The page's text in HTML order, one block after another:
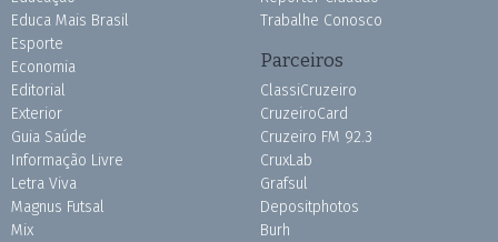
Educa Mais Brasil
Esporte
Economia
Editorial
Exterior
Guia Saúde
Informação Livre
Letra Viva
Magnus Futsal
Mix
Trabalhe Conosco
Parceiros
ClassiCruzeiro
CruzeiroCard
Cruzeiro FM 92.3
CruxLab
Grafsul
Depositphotos
Burh